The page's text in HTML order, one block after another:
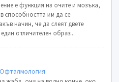
е функция на очите и мозъка,
способността им да се
начин, че да слеят двете
отличителен образ...
Офталмология